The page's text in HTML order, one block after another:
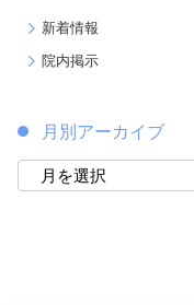
新着情報
院内掲示
月別アーカイブ